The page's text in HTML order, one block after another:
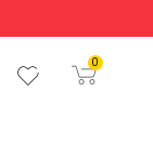
0
0,00 €